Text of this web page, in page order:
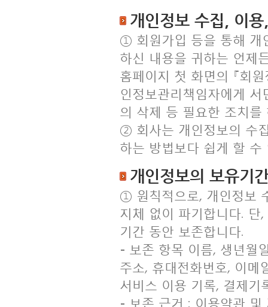
개인정보 수집, 이
① 회원가입 등을 통해 개
하신 내용을 귀하는 언제
홈페이지 첫 화면의 『회
인정보관리책임자에게
의 삭제 등 필요한 조치를
② 회사는 개인정보의 수
하는 방법보다 쉽게 할
개인정보의 보유기
① 원칙적으로, 개인정보
지체 없이 파기합니다.
기간 동안 보존합니다.
- 보존 항목 이름, 생년월
주소, 휴대전화번호, 이메
서비스 이용 기록, 결제기
- 보존 근거 : 이용약관 및